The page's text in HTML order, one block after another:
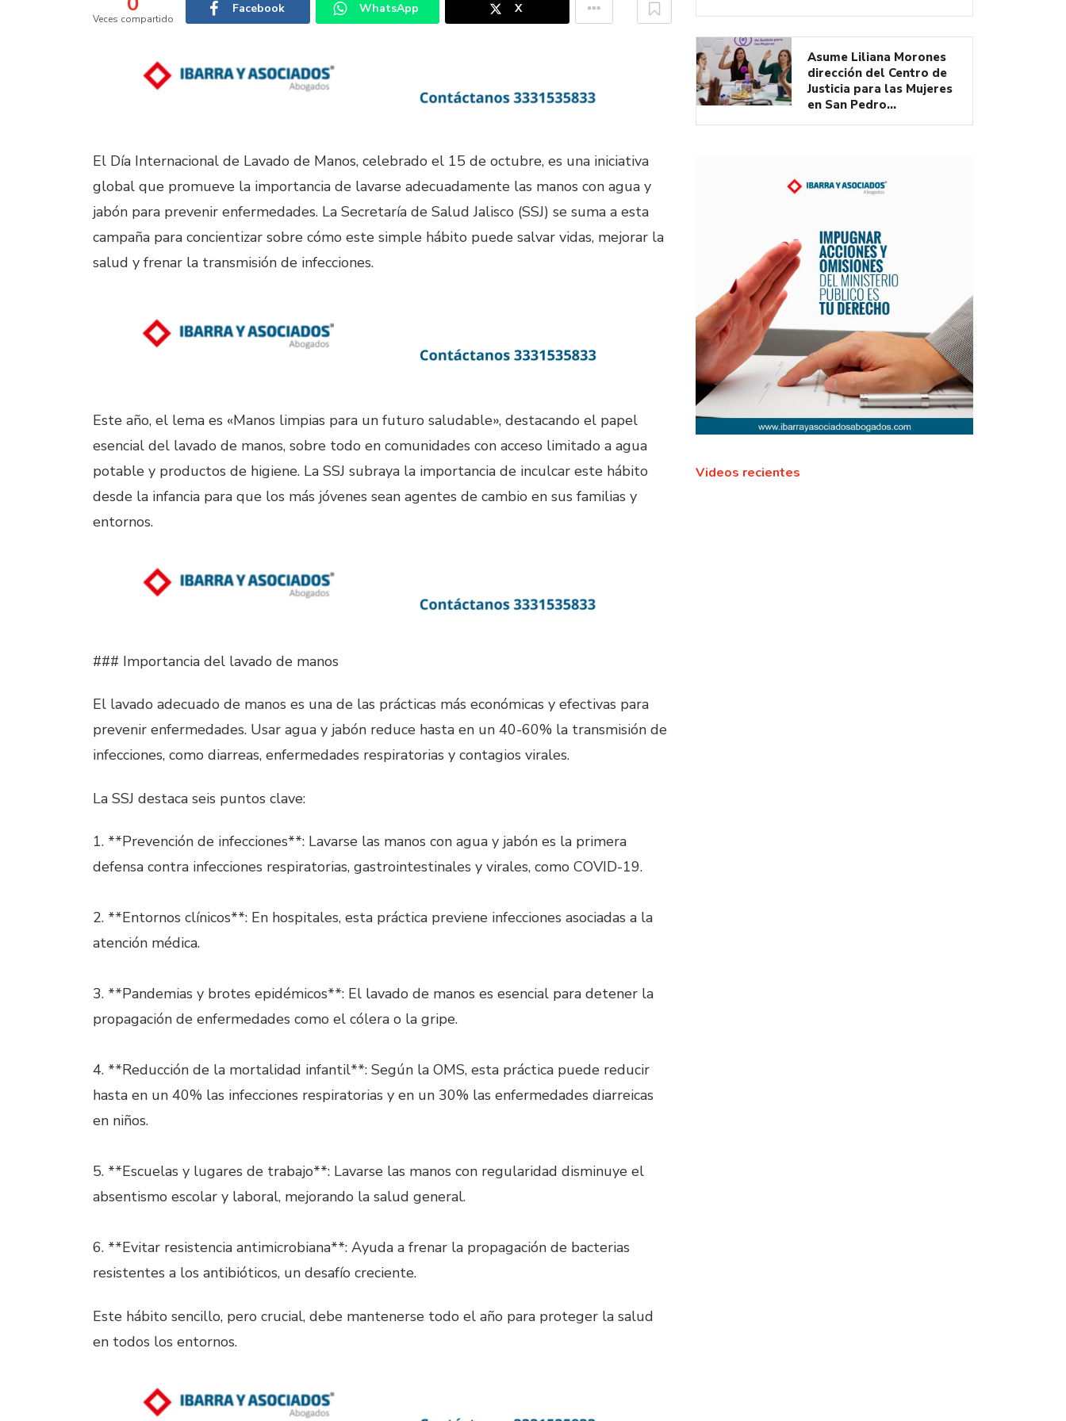
Veces compartido
Facebook WhatsApp X
El Día Internacional de Lavado de Manos, celebrado el 15 de octubre, es una iniciativa
global que promueve la importancia de lavarse adecuadamente las manos con agua y
jabón para prevenir enfermedades. La Secretaría de Salud Jalisco (SSJ) se suma a esta
campaña para concientizar sobre cómo este simple hábito puede salvar vidas, mejorar la
salud y frenar la transmisión de infecciones.
Este año, el lema es «Manos limpias para un futuro saludable», destacando el papel
esencial del lavado de manos, sobre todo en comunidades con acceso limitado a agua
potable y productos de higiene. La SSJ subraya la importancia de inculcar este hábito
desde la infancia para que los más jóvenes sean agentes de cambio en sus familias y
entornos.
### Importancia del lavado de manos
El lavado adecuado de manos es una de las prácticas más económicas y efectivas para
prevenir enfermedades. Usar agua y jabón reduce hasta en un 40-60% la transmisión de
infecciones, como diarreas, enfermedades respiratorias y contagios virales.
La SSJ destaca seis puntos clave:
1. **Prevención de infecciones**: Lavarse las manos con agua y jabón es la primera
defensa contra infecciones respiratorias, gastrointestinales y virales, como COVID-19.
2. **Entornos clínicos**: En hospitales, esta práctica previene infecciones asociadas a la
atención médica.
3. **Pandemias y brotes epidémicos**: El lavado de manos es esencial para detener la
propagación de enfermedades como el cólera o la gripe.
4. **Reducción de la mortalidad infantil**: Según la OMS, esta práctica puede reducir
hasta en un 40% las infecciones respiratorias y en un 30% las enfermedades diarreicas
en niños.
5. **Escuelas y lugares de trabajo**: Lavarse las manos con regularidad disminuye el
absentismo escolar y laboral, mejorando la salud general.
6. **Evitar resistencia antimicrobiana**: Ayuda a frenar la propagación de bacterias
resistentes a los antibióticos, un desafío creciente.
Este hábito sencillo, pero crucial, debe mantenerse todo el año para proteger la salud
en todos los entornos.
Asume Liliana Morones
dirección del Centro de
Justicia para las Mujeres
en San Pedro…
Videos recientes